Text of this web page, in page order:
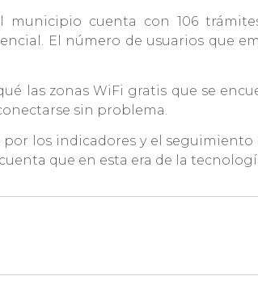
cuenta con 106
El número de usuarios que
las zonas WiFi gratis que se
sin problema.
los indicadores y el
que en esta era de la